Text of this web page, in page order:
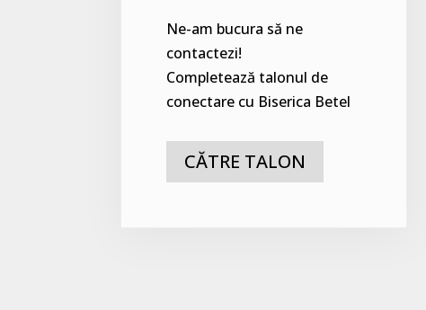
Ne-am bucura să ne
contactezi!
Completează talonul de
conectare cu Biserica Betel
CĂTRE TALON